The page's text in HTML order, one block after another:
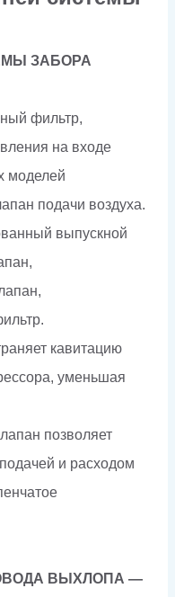
ЗАБОРА
фильтр,
на входе
моделей
подачи воздуха.
выпускной
кавитацию
уменьшая
позволяет
и расходом
ВЫХЛОПА —